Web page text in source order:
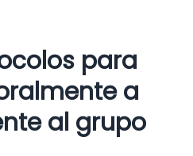
para
a
al grupo